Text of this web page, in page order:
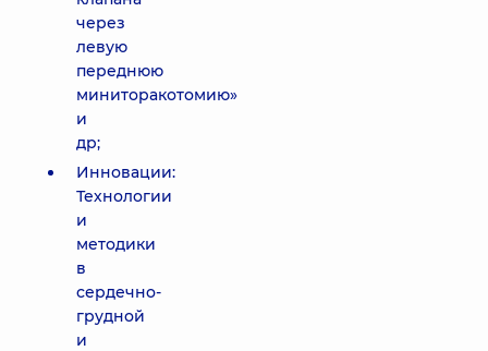
через
левую
переднюю
миниторакотомию»
и
др;
Инновации:
Технологии
и
методики
в
сердечно-
грудной
и